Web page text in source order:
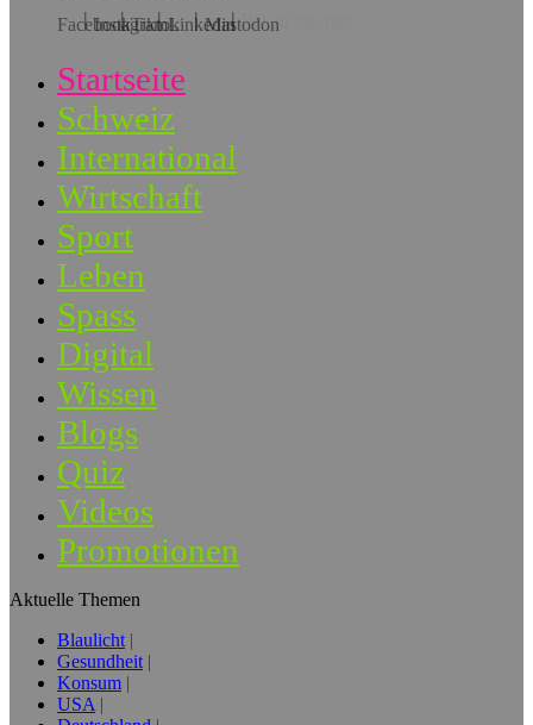
Hol dir die App!
Startseite
Schweiz
International
Wirtschaft
Sport
Leben
Spass
Digital
Wissen
Blogs
Quiz
Videos
Promotionen
Aktuelle Themen
Blaulicht
Gesundheit
Konsum
USA